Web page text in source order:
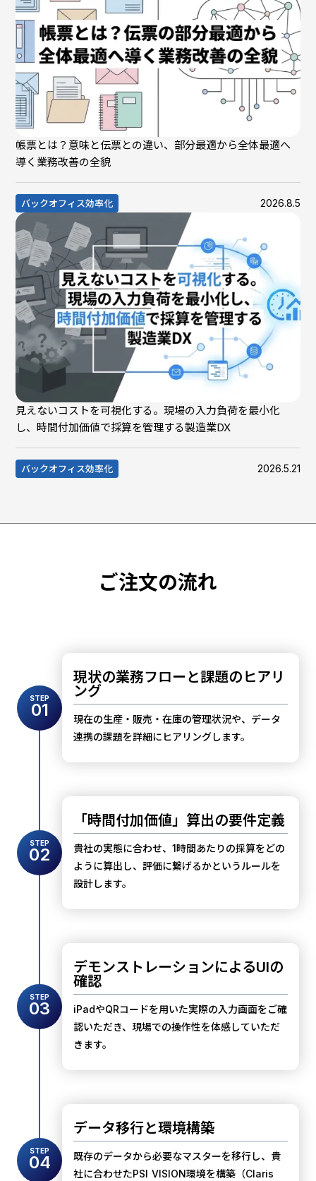
帳票とは？意味と伝票との違い、部分最適から全体最適へ
導く業務改善の全貌
バックオフィス効率化 2026.8.5
見えないコストを可視化する。現場の入力負荷を最小化
し、時間付加価値で採算を管理する製造業DX
バックオフィス効率化 2026.5.21
ご注文の流れ
STEP
01
現状の業務フローと課題のヒアリ
ング
現在の生産・販売・在庫の管理状況や、データ
連携の課題を詳細にヒアリングします。
STEP
02
「時間付加価値」算出の要件定義
貴社の実態に合わせ、1時間あたりの採算をどの
ように算出し、評価に繋げるかというルールを
設計します。
STEP
03
デモンストレーションによるUIの
確認
iPadやQRコードを用いた実際の入力画面をご確
認いただき、現場での操作性を体感していただ
きます。
STEP
04
データ移行と環境構築
既存のデータから必要なマスターを移行し、貴
社に合わせたPSI VISION環境を構築（Claris